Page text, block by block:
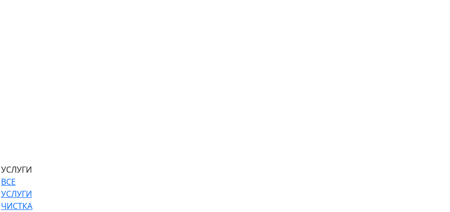
УСЛУГИ
ВСЕ
УСЛУГИ
ЧИСТКА